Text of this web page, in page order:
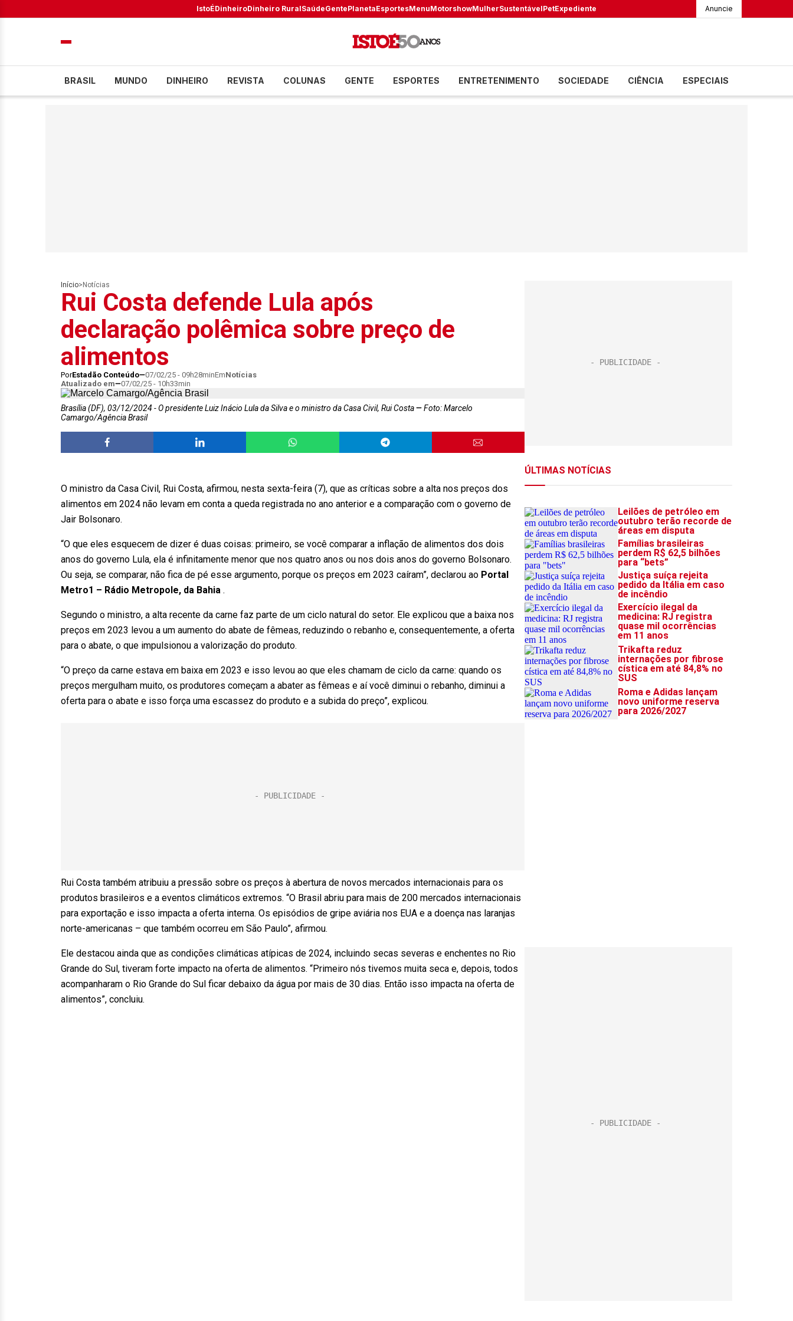
IstoÉDinheiroDinheiro RuralSaúdeGentePlanetaEsportesMenuMotorshowMulherSustentávelPetExpediente Anuncie
BRASIL MUNDO DINHEIRO REVISTA COLUNAS GENTE ESPORTES ENTRETENIMENTO SOCIEDADE CIÊNCIA ESPECIAIS
Início> Notícias
Rui Costa defende Lula após
declaração polêmica sobre preço de
alimentos
PorEstadão Conteúdo 07/02/25 - 09h28minEmNotícias
Atualizado em
07/02/25 - 10h33min
Brasília (DF), 03/12/2024 - O presidente Luiz Inácio Lula da Silva e o ministro da Casa Civil, Rui Costa
Foto: Marcelo
Camargo/Agência Brasil
O ministro da Casa Civil, Rui Costa, afirmou, nesta sexta-feira (7), que as críticas sobre a alta nos preços dos
alimentos em 2024 não levam em conta a queda registrada no ano anterior e a comparação com o governo de
Jair Bolsonaro.
“O que eles esquecem de dizer é duas coisas: primeiro, se você comparar a inflação de alimentos dos dois
anos do governo Lula, ela é infinitamente menor que nos quatro anos ou nos dois anos do governo Bolsonaro.
Ou seja, se comparar, não fica de pé esse argumento, porque os preços em 2023 caíram”, declarou ao Portal
Metro1 – Rádio Metropole, da Bahia .
Segundo o ministro, a alta recente da carne faz parte de um ciclo natural do setor. Ele explicou que a baixa nos
preços em 2023 levou a um aumento do abate de fêmeas, reduzindo o rebanho e, consequentemente, a oferta
para o abate, o que impulsionou a valorização do produto.
“O preço da carne estava em baixa em 2023 e isso levou ao que eles chamam de ciclo da carne: quando os
preços mergulham muito, os produtores começam a abater as fêmeas e aí você diminui o rebanho, diminui a
oferta para o abate e isso força uma escassez do produto e a subida do preço”, explicou.
Rui Costa também atribuiu a pressão sobre os preços à abertura de novos mercados internacionais para os
produtos brasileiros e a eventos climáticos extremos. “O Brasil abriu para mais de 200 mercados internacionais
para exportação e isso impacta a oferta interna. Os episódios de gripe aviária nos EUA e a doença nas laranjas
norte-americanas – que também ocorreu em São Paulo”, afirmou.
Ele destacou ainda que as condições climáticas atípicas de 2024, incluindo secas severas e enchentes no Rio
Grande do Sul, tiveram forte impacto na oferta de alimentos. “Primeiro nós tivemos muita seca e, depois, todos
acompanharam o Rio Grande do Sul ficar debaixo da água por mais de 30 dias. Então isso impacta na oferta de
alimentos”, concluiu.